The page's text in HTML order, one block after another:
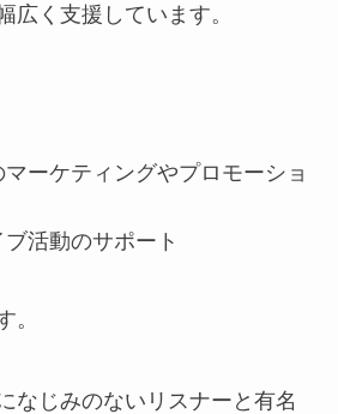
広く支援しています。
ーケティングやプロモーショ
活動のサポート
。
なじみのないリスナーと有名